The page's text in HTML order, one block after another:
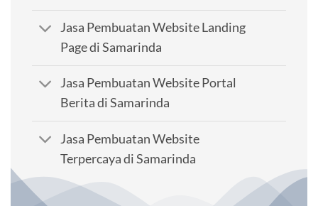
Jasa Pembuatan Website Landing
Page di Samarinda
Jasa Pembuatan Website Portal
Berita di Samarinda
Jasa Pembuatan Website
Terpercaya di Samarinda